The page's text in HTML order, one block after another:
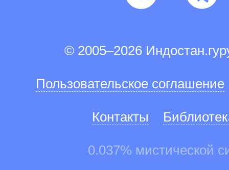
© 2005–2026
Пользовательское соглашение
Контакты
0.037% мистической